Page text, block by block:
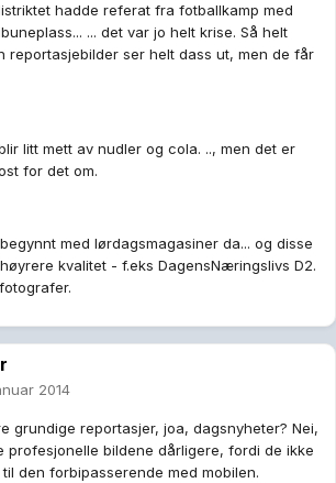
hadde referat fra fotballkamp med
... det var jo helt krise. Så helt
reportasjebilder ser helt dass ut, men de får
litt mett av nudler og cola. .., men det er
for det om.
med lørdagsmagasiner da... og disse
kvalitet - f.eks DagensNæringslivs D2.
2014
grundige reportasjer, joa, dagsnyheter? Nei,
profesjonelle bildene dårligere, fordi de ikke
den forbipasserende med mobilen.